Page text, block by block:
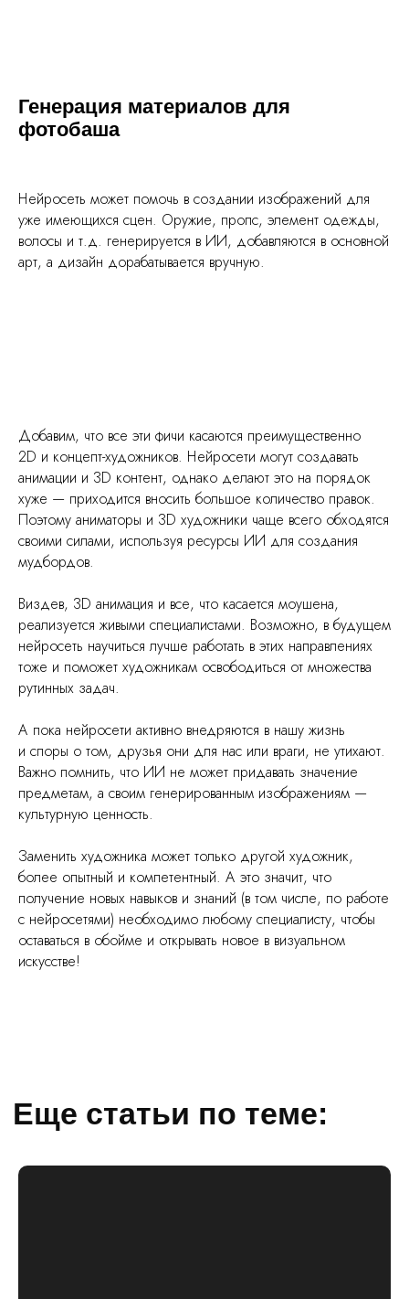
Генерация материалов для
фотобаша
Нейросеть может помочь в создании изображений для
уже имеющихся сцен. Оружие, пропс, элемент одежды,
волосы и т.д. генерируется в ИИ, добавляются в основной
арт, а дизайн дорабатывается вручную.
Добавим, что все эти фичи касаются преимущественно
2D и концепт-художников. Нейросети могут создавать
анимации и 3D контент, однако делают это на порядок
хуже — приходится вносить большое количество правок.
Поэтому аниматоры и 3D художники чаще всего обходятся
своими силами, используя ресурсы ИИ для создания
мудбордов.
Виздев, 3D анимация и все, что касается моушена,
реализуется живыми специалистами. Возможно, в будущем
нейросеть научиться лучше работать в этих направлениях
тоже и поможет художникам освободиться от множества
рутинных задач.
А пока нейросети активно внедряются в нашу жизнь
и споры о том, друзья они для нас или враги, не утихают.
Важно помнить, что ИИ не может придавать значение
предметам, а своим генерированным изображениям —
культурную ценность.
Заменить художника может только другой художник,
более опытный и компетентный. А это значит, что
получение новых навыков и знаний (в том числе, по работе
с нейросетями) необходимо любому специалисту, чтобы
оставаться в обойме и открывать новое в визуальном
искусстве!